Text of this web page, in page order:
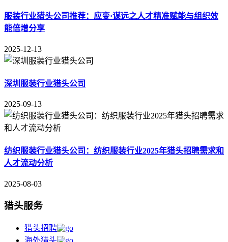
服装行业猎头公司推荐：应变·谋远之人才精准赋能与组织效
能倍增分享
2025-12-13
深圳服装行业猎头公司
2025-09-13
纺织服装行业猎头公司：纺织服装行业2025年猎头招聘需求和
人才流动分析
2025-08-03
猎头服务
猎头招聘
海外猎头